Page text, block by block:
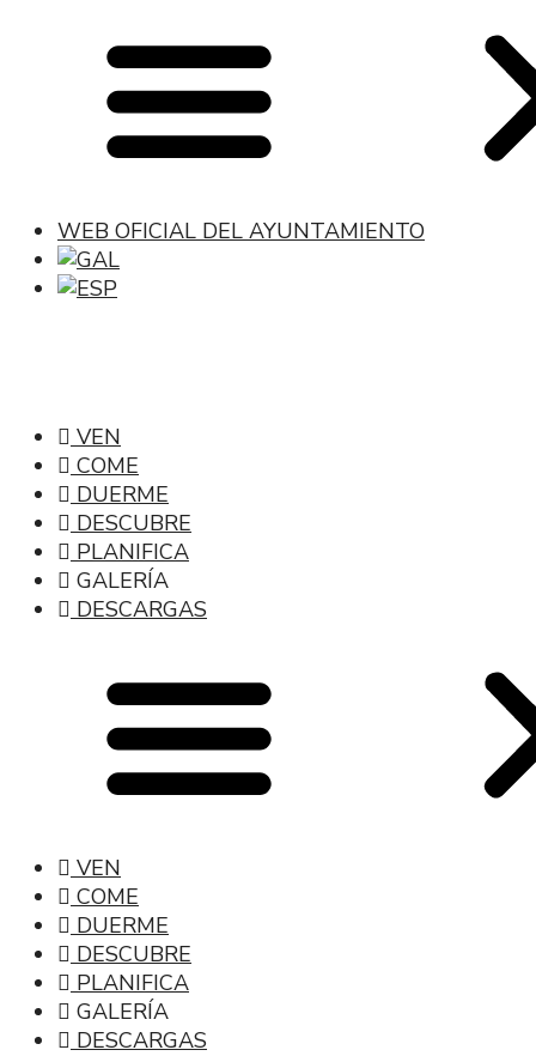
WEB OFICIAL DEL AYUNTAMIENTO
VEN
COME
DUERME
DESCUBRE
PLANIFICA
GALERÍA
DESCARGAS
VEN
COME
DUERME
DESCUBRE
PLANIFICA
GALERÍA
DESCARGAS